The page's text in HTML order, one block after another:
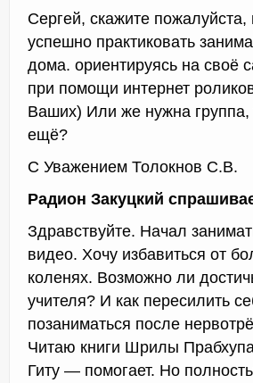
Сергей, скажите
успешно практиковать
дома. ориентируясь на своё
при помощи интернет
Ваших) Или же нужна группа,
ещё?
С Уважением Толокнов С.В.
Радион Закуцкий
Здравствуйте. Начал
видео. Хочу избавиться от
коленях. Возможно ли
учителя? И как пересилить
позаниматься после
Читаю книги Шрилы
Гиту — помогает. Но